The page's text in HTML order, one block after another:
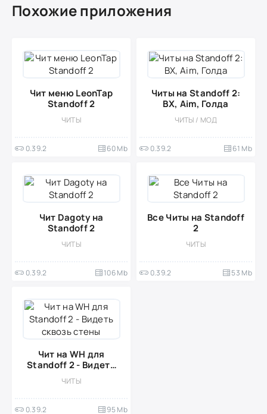
Похожие приложения
Чит меню LeonTap
Standoff 2
ЧИТЫ
0.39.2 60 Mb
Читы на Standoff 2:
ВХ, Aim, Голда
ЧИТЫ / МОД
0.39.2 61 Mb
Чит Dagoty на
Standoff 2
ЧИТЫ
0.39.2 106 Mb
Все Читы на Standoff
2
ЧИТЫ
0.39.2 53 Mb
Чит на WH для
Standoff 2 - Видеть
сквозь стены
ЧИТЫ
0.39.2 95 Mb